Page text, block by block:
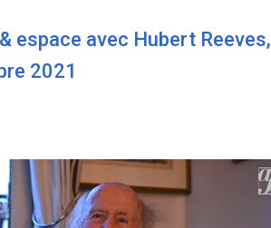
espace avec Hubert Reeves,
2021